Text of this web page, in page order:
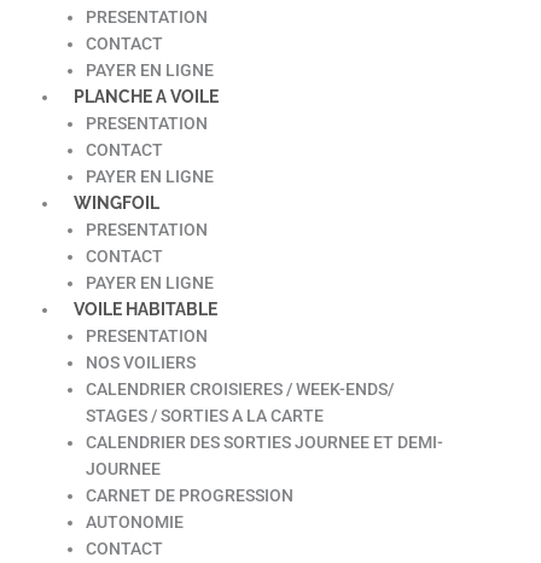
PRESENTATION
CONTACT
PAYER EN LIGNE
PLANCHE A VOILE
PRESENTATION
CONTACT
PAYER EN LIGNE
WINGFOIL
PRESENTATION
CONTACT
PAYER EN LIGNE
VOILE HABITABLE
PRESENTATION
NOS VOILIERS
CALENDRIER CROISIERES / WEEK-ENDS/
STAGES / SORTIES A LA CARTE
CALENDRIER DES SORTIES JOURNEE ET DEMI-
JOURNEE
CARNET DE PROGRESSION
AUTONOMIE
CONTACT